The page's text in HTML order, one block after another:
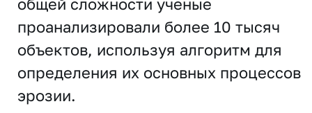
общей сложности ученые
проанализировали более 10 тысяч
объектов, используя алгоритм для
определения их основных процессов
эрозии.